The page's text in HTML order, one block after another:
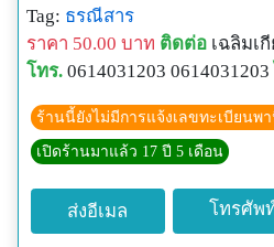
Tag: ธรณีสาร
ราคา 50.00 บาท ติดต่อ เฉลิมเ
โทร. 0614031203 0614031203
ร้านนี้ยังไม่มีการแจ้งเลขทะเบียนพ
เปิดร้านมาแล้ว 17 ปี 5 เดือน
ส่งอีเมล โทรศัพ